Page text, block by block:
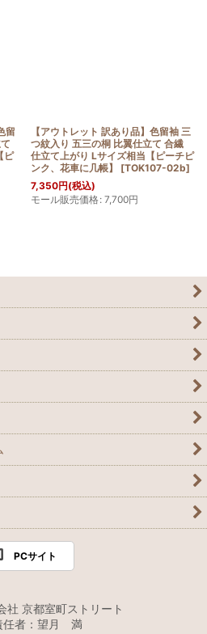
留
ピ
【アウトレット 訳あり品】色留袖 三
つ紋入り 五三の桐 比翼仕立て 合繊
仕立て上がり Lサイズ相当【ピーチピ
ンク、花車に几帳】
[TOK107-02b]
7,350円(税込)
モール販売価格: 7,700円
PCサイト
社 京都室町ストリート
任者：望月 満